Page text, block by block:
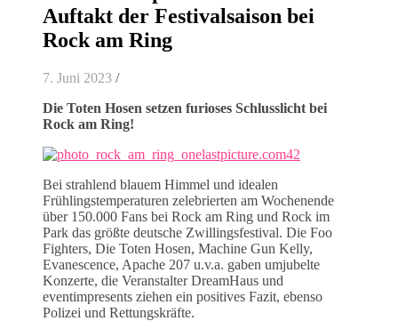
Auftakt der Festivalsaison bei
Rock am Ring
7. Juni 2023 /
Die Toten Hosen setzen furioses Schlusslicht bei
Rock am Ring!
Bei strahlend blauem Himmel und idealen
Frühlingstemperaturen zelebrierten am Wochenende
über 150.000 Fans bei Rock am Ring und Rock im
Park das größte deutsche Zwillingsfestival. Die Foo
Fighters, Die Toten Hosen, Machine Gun Kelly,
Evanescence, Apache 207 u.v.a. gaben umjubelte
Konzerte, die Veranstalter DreamHaus und
eventimpresents ziehen ein positives Fazit, ebenso
Polizei und Rettungskräfte.